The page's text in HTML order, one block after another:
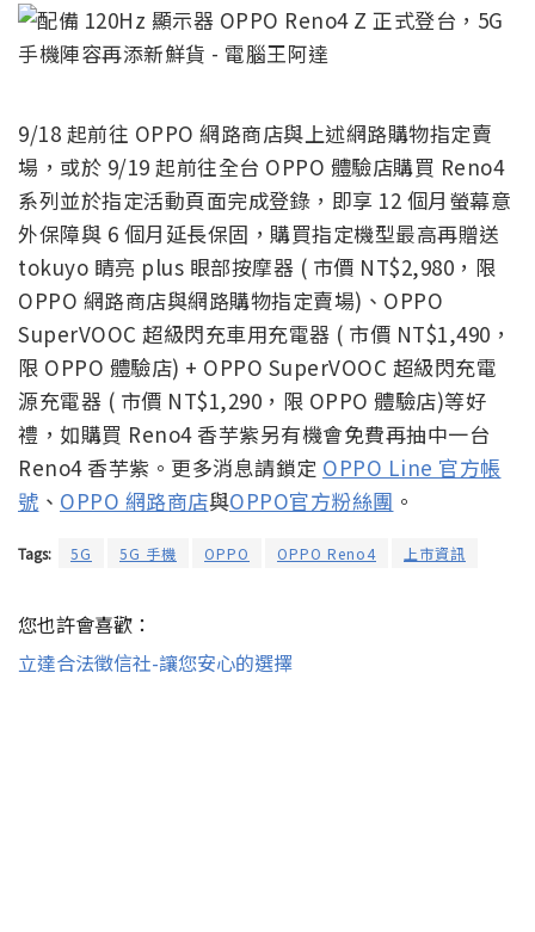
9/18 起前往 OPPO 網路商店與上述網路購物指定賣
場，或於 9/19 起前往全台 OPPO 體驗店購買 Reno4
系列並於指定活動頁面完成登錄，即享 12 個月螢幕意
外保障與 6 個月延長保固，購買指定機型最高再贈送
tokuyo 睛亮 plus 眼部按摩器 ( 市價 NT$2,980，限
OPPO 網路商店與網路購物指定賣場)、OPPO
SuperVOOC 超級閃充車用充電器 ( 市價 NT$1,490，
限 OPPO 體驗店) + OPPO SuperVOOC 超級閃充電
源充電器 ( 市價 NT$1,290，限 OPPO 體驗店)等好
禮，如購買 Reno4 香芋紫另有機會免費再抽中一台
Reno4 香芋紫。更多消息請鎖定 OPPO Line 官方帳
號 、 OPPO 網路商店與OPPO官方粉絲團 。
Tags: 5G 5G 手機 OPPO OPPO Reno4 上市資訊
您也許會喜歡：
立達合法徵信社-讓您安心的選擇